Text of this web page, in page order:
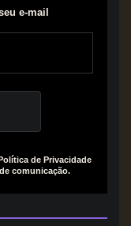
e-mail
de Privacidade
comunicação.